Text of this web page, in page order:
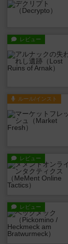
レビュー
ルール/インスト
レビュー
レビュー